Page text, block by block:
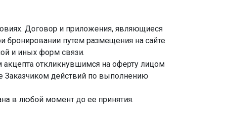
Договор и приложения, являющиеся
бронировании путем размещения на сайте
и иных форм связи.
акцепта откликнувшимся на оферту лицом
Заказчиком действий по выполнению
в любой момент до ее принятия.